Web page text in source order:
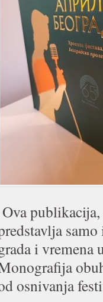
Ova
i vremena
osnivanja